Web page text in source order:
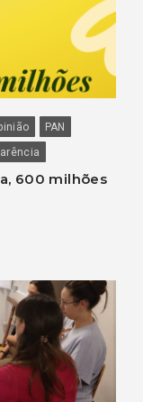
PAN
600 milhões